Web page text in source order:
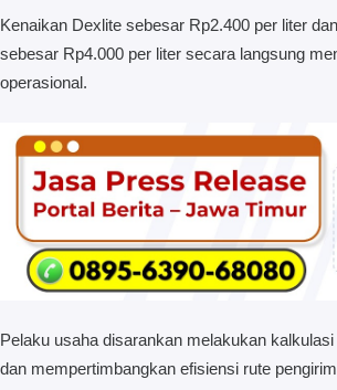
Kenaikan Dexlite sebesar Rp2.400 per liter
sebesar Rp4.000 per liter secara langsung
operasional.
Pelaku usaha disarankan melakukan
dan mempertimbangkan efisiensi rute